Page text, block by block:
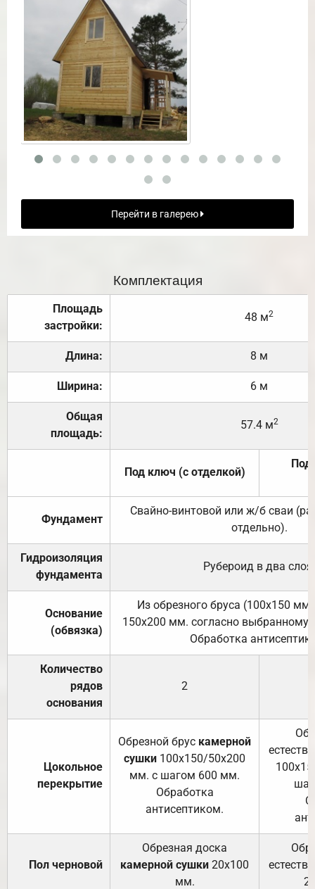
Перейти в галерею
Комплектация
Площадь
застройки:
48 м2
Длина: 8 м
Ширина: 6 м
Общая
площадь:
57.4 м2
Под ключ (с отделкой)
Под
Фундамент
Свайно-винтовой или ж/б сваи
отдельно).
Гидроизоляция
фундамента
Рубероид в два слоя.
Основание
(обвязка)
Из обрезного бруса (100х150
150х200 мм. согласно выбранному
Обработка
Количество
рядов
основания
2
Цокольное
перекрытие
Обрезной брус камерной
сушки 100х150/50х200
мм. с шагом 600 мм.
Обработка
антисептиком.
Пол черновой
Обрезная доска
камерной сушки 20х100
мм.